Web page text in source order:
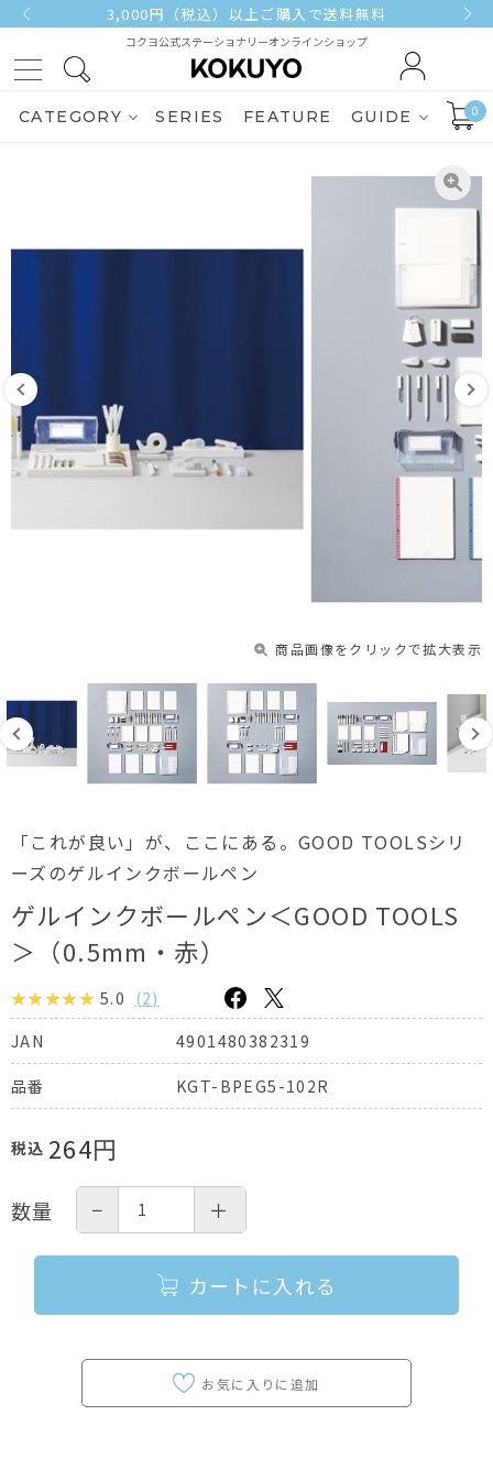
3,000円（税込）以上ご購入で送料無料
コクヨ公式ステーショナリーオンラインショップ
CATEGORY SERIES FEATURE GUIDE 0
商品画像をクリックで拡大表示
「これが良い」が、ここにある。GOOD TOOLSシリ
ーズのゲルインクボールペン
ゲルインクボールペン＜GOOD TOOLS
＞（0.5mm・赤）
5.0 (2)
JAN
4901480382319
品番 KGT-BPEG5-102R
税込 264円
数量 − ＋
カートに入れる